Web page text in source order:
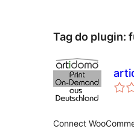
Tag do plugin:
Connect